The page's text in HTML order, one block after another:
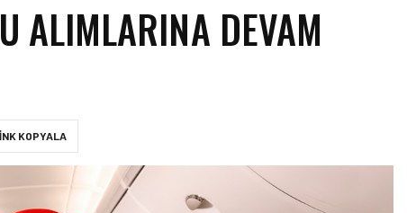
ALIMLARINA DEVAM
KOPYALA